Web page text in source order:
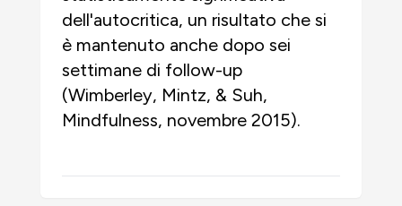
dell'autocritica, un risultato che si
è mantenuto anche dopo sei
settimane di follow-up
(Wimberley, Mintz, & Suh,
Mindfulness, novembre 2015).